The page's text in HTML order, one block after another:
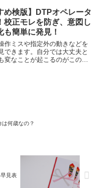
！【収納】生活感を無く
きり収納！【お手軽...
め検版】DTPオペレータ
校正モレを防ぎ、意図し
も簡単に発見！
作ミスや指定外の動きなどを
できます。自分では大丈夫と
変なことが起こるのがこの業
何歳なの？
見表